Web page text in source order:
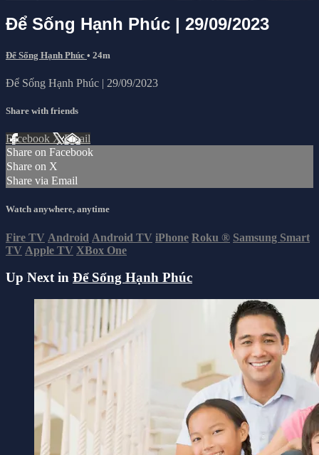
Để Sống Hạnh Phúc | 29/09/2023
Để Sống Hạnh Phúc • 24m
Để Sống Hạnh Phúc | 29/09/2023
Share with friends
Facebook XEmail
Share on Facebook
Share on X
Share via Email
Watch anywhere, anytime
Fire TV Android Android TV iPhone Roku ® Samsung Smart
TV Apple TV XBox One
Up Next in Để Sống Hạnh Phúc